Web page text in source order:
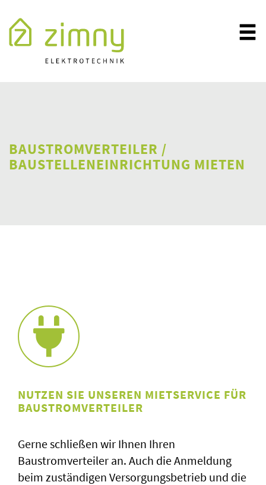
BAUSTROMVERTEILER /
BAUSTELLENEINRICHTUNG MIETEN
NUTZEN SIE UNSEREN MIETSERVICE FÜR
BAUSTROMVERTEILER
Gerne schließen wir Ihnen Ihren
Baustromverteiler an. Auch die Anmeldung
beim zuständigen Versorgungsbetrieb und die